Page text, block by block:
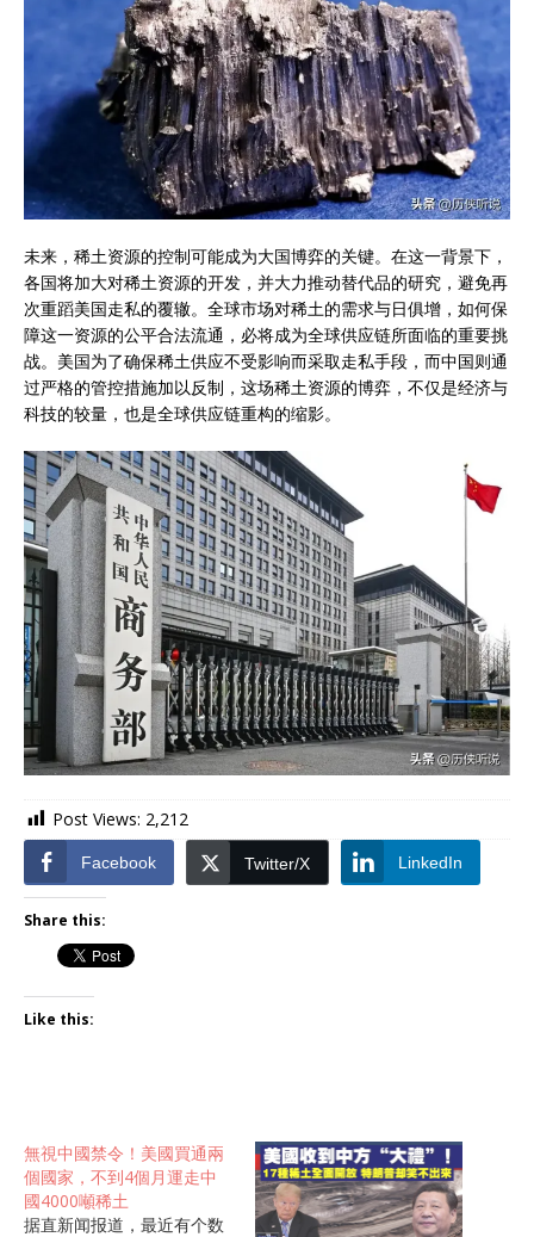
未来，稀土资源的控制可能成为大国博弈的关键。在这一背景下，
各国将加大对稀土资源的开发，并大力推动替代品的研究，避免再
次重蹈美国走私的覆辙。全球市场对稀土的需求与日俱增，如何保
障这一资源的公平合法流通，必将成为全球供应链所面临的重要挑
战。美国为了确保稀土供应不受影响而采取走私手段，而中国则通
过严格的管控措施加以反制，这场稀土资源的博弈，不仅是经济与
科技的较量，也是全球供应链重构的缩影。
Post Views: 2,212
Facebook Twitter/X LinkedIn
Share this:
Like this:
無視中國禁令！美國買通兩
個國家，不到4個月運走中
國4000噸稀土
据直新闻报道，最近有个数